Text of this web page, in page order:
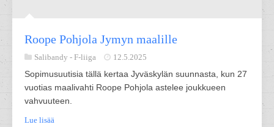
Roope Pohjola Jymyn maalille
Salibandy - F-liiga 12.5.2025
Sopimusuutisia tällä kertaa Jyväskylän suunnasta, kun 27
vuotias maalivahti Roope Pohjola astelee joukkueen
vahvuuteen.
Lue lisää